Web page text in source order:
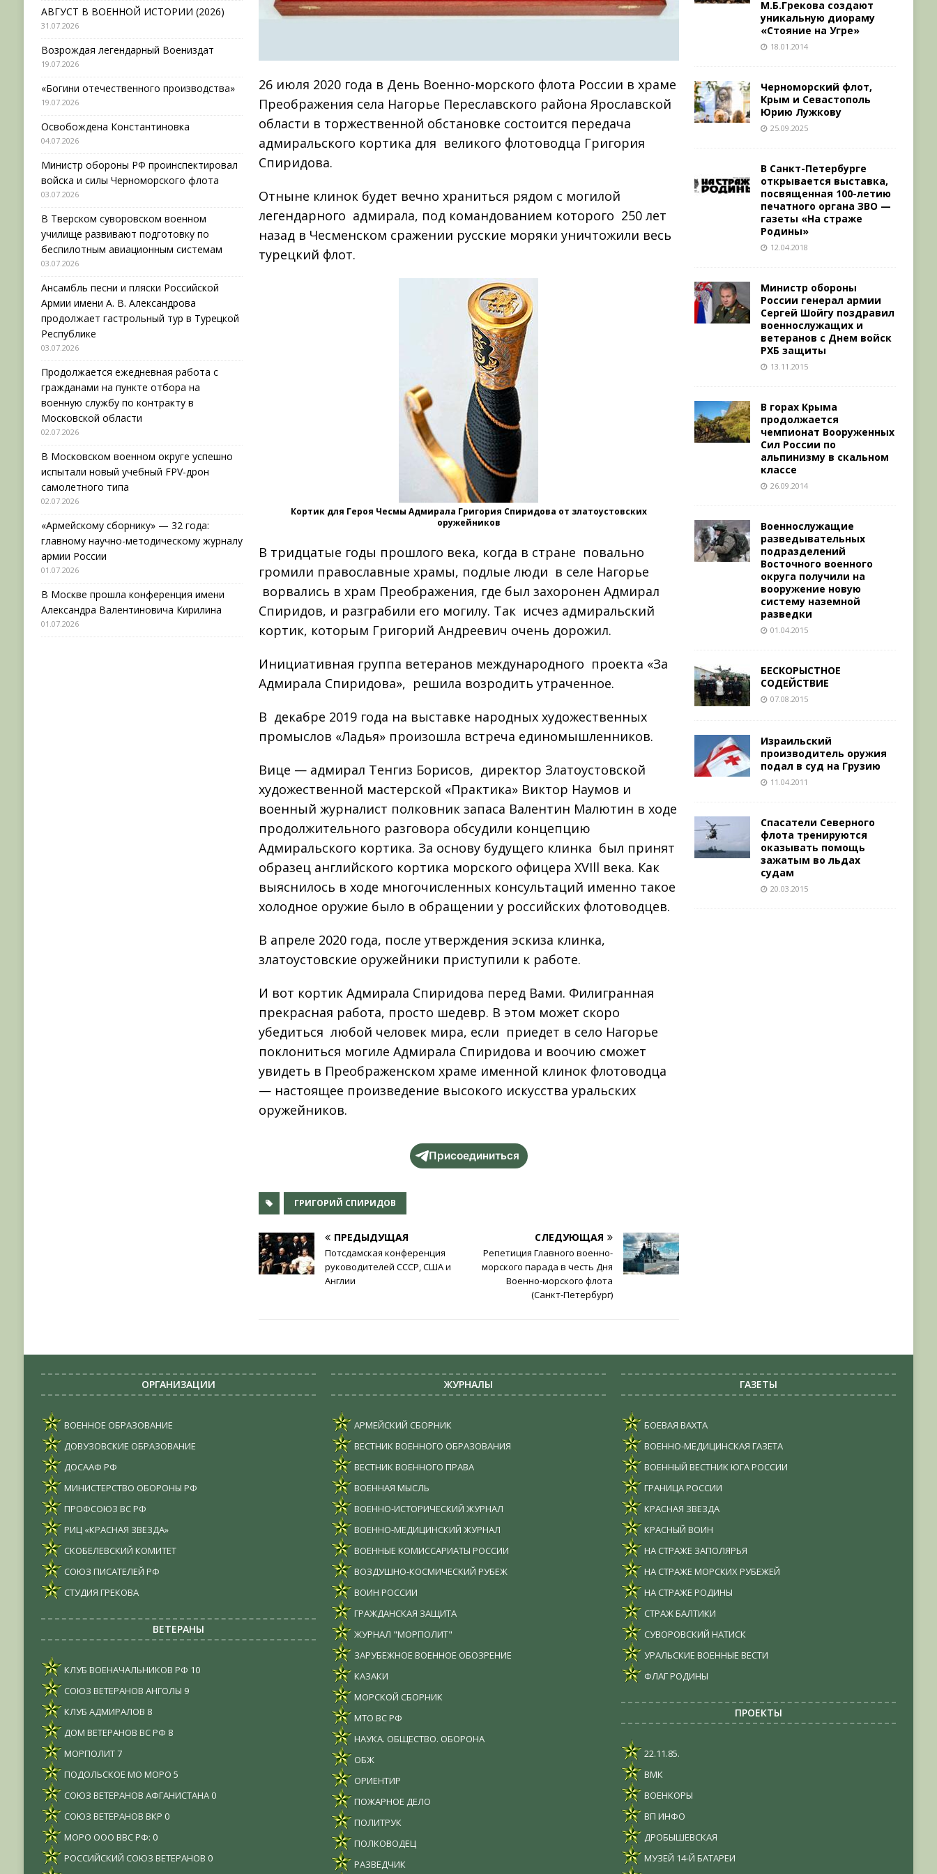
26 июля 2020 года в День Военно-морского флота России в храме
Преображения села Нагорье Переславского района Ярославской
области в торжественной обстановке состоится передача
адмиральского кортика для великого флотоводца Григория
Спиридова.
Отныне клинок будет вечно храниться рядом с могилой
легендарного адмирала, под командованием которого 250 лет
назад в Чесменском сражении русские моряки уничтожили весь
турецкий флот.
Кортик для Героя Чесмы Адмирала Григория Спиридова от златоустовских
оружейников
В тридцатые годы прошлого века, когда в стране повально
громили православные храмы, подлые люди в селе Нагорье
ворвались в храм Преображения, где был захоронен Адмирал
Спиридов, и разграбили его могилу. Так исчез адмиральский
кортик, которым Григорий Андреевич очень дорожил.
Инициативная группа ветеранов международного проекта «За
Адмирала Спиридова», решила возродить утраченное.
В декабре 2019 года на выставке народных художественных
промыслов «Ладья» произошла встреча единомышленников.
Вице — адмирал Тенгиз Борисов, директор Златоустовской
художественной мастерской «Практика» Виктор Наумов и
военный журналист полковник запаса Валентин Малютин в ходе
продолжительного разговора обсудили концепцию
Адмиральского кортика. За основу будущего клинка был принят
образец английского кортика морского офицера XVIll века. Как
выяснилось в ходе многочисленных консультаций именно такое
холодное оружие было в обращении у российских флотоводцев.
В апреле 2020 года, после утверждения эскиза клинка,
златоустовские оружейники приступили к работе.
И вот кортик Адмирала Спиридова перед Вами. Филигранная
прекрасная работа, просто шедевр. В этом может скоро
убедиться любой человек мира, если приедет в село Нагорье
поклониться могиле Адмирала Спиридова и воочию сможет
увидеть в Преображенском храме именной клинок флотоводца
— настоящее произведение высокого искусства уральских
оружейников.
Присоединиться
ГРИГОРИЙ СПИРИДОВ
ПРЕДЫДУЩАЯ
Потсдамская конференция
руководителей СССР, США и
Англии
СЛЕДУЮЩАЯ
Репетиция Главного военно-
морского парада в честь Дня
Военно-морского флота
(Санкт-Петербург)
АВГУСТ В ВОЕННОЙ ИСТОРИИ (2026)
31.07.2026
Возрождая легендарный Воениздат
19.07.2026
«Богини отечественного производства»
19.07.2026
Освобождена Константиновка
04.07.2026
Министр обороны РФ проинспектировал
войска и силы Черноморского флота
03.07.2026
В Тверском суворовском военном
училище развивают подготовку по
беспилотным авиационным системам
03.07.2026
Ансамбль песни и пляски Российской
Армии имени А. В. Александрова
продолжает гастрольный тур в Турецкой
Республике
03.07.2026
Продолжается ежедневная работа с
гражданами на пункте отбора на
военную службу по контракту в
Московской области
02.07.2026
В Московском военном округе успешно
испытали новый учебный FPV-дрон
самолетного типа
02.07.2026
«Армейскому сборнику» — 32 года:
главному научно-методическому журналу
армии России
01.07.2026
В Москве прошла конференция имени
Александра Валентиновича Кирилина
01.07.2026
М.Б.Грекова создают
уникальную диораму
«Стояние на Угре»
18.01.2014
Черноморский флот,
Крым и Севастополь
Юрию Лужкову
25.09.2025
В Санкт-Петербурге
открывается выставка,
посвященная 100-летию
печатного органа ЗВО —
газеты «На страже
Родины»
12.04.2018
Министр обороны
России генерал армии
Сергей Шойгу поздравил
военнослужащих и
ветеранов с Днем войск
РХБ защиты
13.11.2015
В горах Крыма
продолжается
чемпионат Вооруженных
Сил России по
альпинизму в скальном
классе
26.09.2014
Военнослужащие
разведывательных
подразделений
Восточного военного
округа получили на
вооружение новую
систему наземной
разведки
01.04.2015
БЕСКОРЫСТНОЕ
СОДЕЙСТВИЕ
07.08.2015
Израильский
производитель оружия
подал в суд на Грузию
11.04.2011
Спасатели Северного
флота тренируются
оказывать помощь
зажатым во льдах
судам
20.03.2015
ОРГАНИЗАЦИИ
ВОЕННОЕ ОБРАЗОВАНИЕ
ДОВУЗОВСКИЕ ОБРАЗОВАНИЕ
ДОСААФ РФ
МИНИСТЕРСТВО ОБОРОНЫ РФ
ПРОФСОЮЗ ВС РФ
РИЦ «КРАСНАЯ ЗВЕЗДА»
СКОБЕЛЕВСКИЙ КОМИТЕТ
СОЮЗ ПИСАТЕЛЕЙ РФ
СТУДИЯ ГРЕКОВА
ВЕТЕРАНЫ
КЛУБ ВОЕНАЧАЛЬНИКОВ РФ 10
СОЮЗ ВЕТЕРАНОВ АНГОЛЫ 9
КЛУБ АДМИРАЛОВ 8
ДОМ ВЕТЕРАНОВ ВС РФ 8
МОРПОЛИТ7
ПОДОЛЬСКОЕ МО МОРО 5
СОЮЗ ВЕТЕРАНОВ АФГАНИСТАНА0
СОЮЗ ВЕТЕРАНОВ ВКР 0
МОРО ООО ВВС РФ: 0
РОССИЙСКИЙ СОЮЗ ВЕТЕРАНОВ 0
ЖУРНАЛЫ
АРМЕЙСКИЙ СБОРНИК
ВЕСТНИК ВОЕННОГО ОБРАЗОВАНИЯ
ВЕСТНИК ВОЕННОГО ПРАВА
ВОЕННАЯ МЫСЛЬ
ВОЕННО-ИСТОРИЧЕСКИЙ ЖУРНАЛ
ВОЕННО-МЕДИЦИНСКИЙ ЖУРНАЛ
ВОЕННЫЕ КОМИССАРИАТЫ РОССИИ
ВОЗДУШНО-КОСМИЧЕСКИЙ РУБЕЖ
ВОИН РОССИИ
ГРАЖДАНСКАЯ ЗАЩИТА
ЖУРНАЛ "МОРПОЛИТ"
ЗАРУБЕЖНОЕ ВОЕННОЕ ОБОЗРЕНИЕ
КАЗАКИ
МОРСКОЙ СБОРНИК
МТО ВС РФ
НАУКА. ОБЩЕСТВО. ОБОРОНА
ОБЖ
ОРИЕНТИР
ПОЖАРНОЕ ДЕЛО
ПОЛИТРУК
ПОЛКОВОДЕЦ
РАЗВЕДЧИК
ГАЗЕТЫ
БОЕВАЯ ВАХТА
ВОЕННО-МЕДИЦИНСКАЯ ГАЗЕТА
ВОЕННЫЙ ВЕСТНИК ЮГА РОССИИ
ГРАНИЦА РОССИИ
КРАСНАЯ ЗВЕЗДА
КРАСНЫЙ ВОИН
НА СТРАЖЕ ЗАПОЛЯРЬЯ
НА СТРАЖЕ МОРСКИХ РУБЕЖЕЙ
НА СТРАЖЕ РОДИНЫ
СТРАЖ БАЛТИКИ
СУВОРОВСКИЙ НАТИСК
УРАЛЬСКИЕ ВОЕННЫЕ ВЕСТИ
ФЛАГ РОДИНЫ
ПРОЕКТЫ
22.11.85.
ВМК
ВОЕНКОРЫ
ВП ИНФО
ДРОБЫШЕВСКАЯ
МУЗЕЙ 14-Й БАТАРЕИ